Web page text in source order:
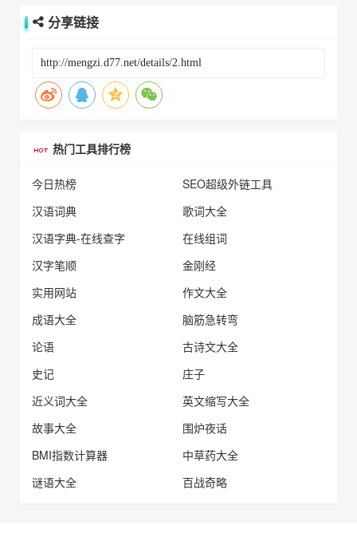
分享链接
热门工具排行榜
今日热榜
SEO超级外链工具
汉语词典
歌词大全
汉语字典-在线查字
在线组词
汉字笔顺
金刚经
实用网站
作文大全
成语大全
脑筋急转弯
论语
古诗文大全
史记
庄子
近义词大全
英文缩写大全
故事大全
围炉夜话
BMI指数计算器
中草药大全
谜语大全
百战奇略